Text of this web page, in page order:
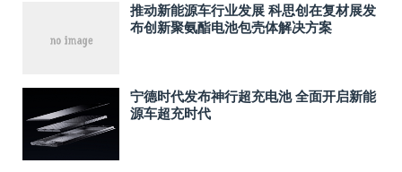
推动新能源车行业发展 科思创在复材展发
布创新聚氨酯电池包壳体解决方案
宁德时代发布神行超充电池 全面开启新能
源车超充时代